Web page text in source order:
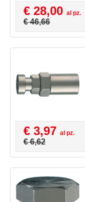
€ 28,00 al pz.
€ 46,66
€ 3,97 al pz.
€ 6,62